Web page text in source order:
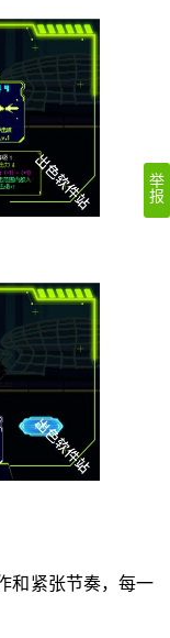
和紧张节奏，每一
举
报